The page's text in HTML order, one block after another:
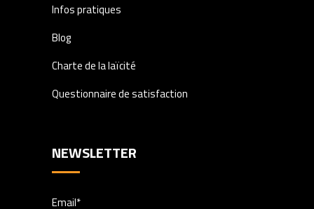
Infos pratiques
Blog
Charte de la laïcité
Questionnaire de satisfaction
NEWSLETTER
Email*